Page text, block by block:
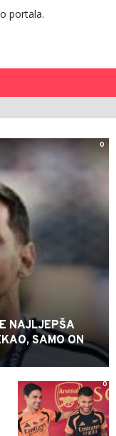
portala.
0
NAJLJEPŠA
SAMO ON
0